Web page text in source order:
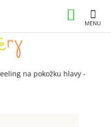
KOŠÍK
na pokožku hlavy -